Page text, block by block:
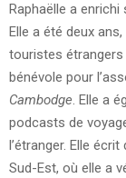
Raphaëlle a
Elle a été deux
touristes étrangers
bénévole pour
Cambodge. Elle a
podcasts de
l’étranger. Elle
Sud-Est, où elle a